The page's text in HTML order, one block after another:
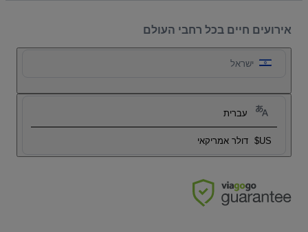
אירועים חיים בכל רחבי העולם
ישראל
עברית
US$ דולר אמריקאי